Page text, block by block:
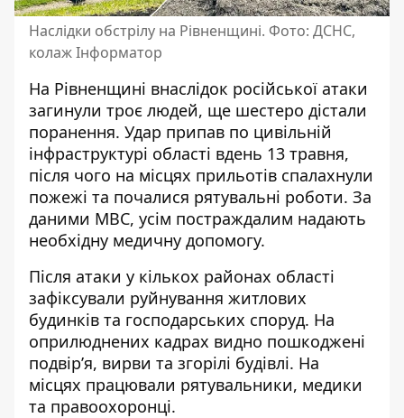
Наслідки обстрілу на Рівненщині. Фото: ДСНС,
колаж Інформатор
На Рівненщині внаслідок російської атаки
загинули троє людей, ще шестеро дістали
поранення. Удар припав по цивільній
інфраструктурі області вдень 13 травня,
після чого на місцях прильотів спалахнули
пожежі та почалися рятувальні роботи. За
даними МВС, усім постраждалим надають
необхідну медичну допомогу.
Після атаки у кількох районах області
зафіксували руйнування житлових
будинків та господарських споруд. На
оприлюднених кадрах видно пошкоджені
подвір’я, вирви та згорілі будівлі. На
місцях працювали рятувальники, медики
та правоохоронці.